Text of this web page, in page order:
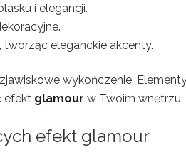
i elegancji.
eleganckie akcenty.
wykończenie.
efekt glamour w Twoim wnętrzu.
efekt glamour